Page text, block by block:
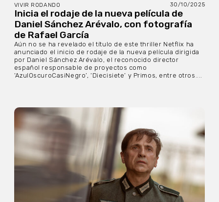
VIVIR RODANDO 30/10/2025
Inicia el rodaje de la nueva película de
Daniel Sánchez Arévalo, con fotografía
de Rafael García
Aún no se ha revelado el título de este thriller Netflix ha
anunciado el inicio de rodaje de la nueva película dirigida
por Daniel Sánchez Arévalo, el reconocido director
español responsable de proyectos como
‘AzulOscuroCasiNegro’, ‘Diecisiete’ y Primos, entre otros....